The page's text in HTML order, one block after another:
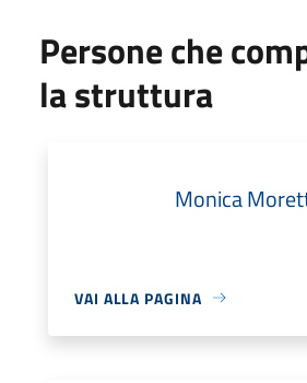
Persone che
la struttura
Monica
VAI ALLA PAGINA